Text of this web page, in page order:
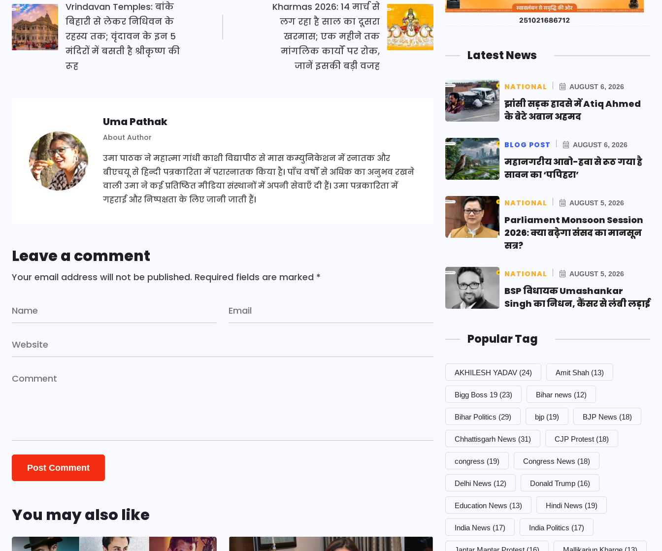
Vrindavan Temples: बांके
बिहारी से लेकर निधिवन के
रहस्य तक; वृंदावन के इन 5
मंदिरों में बसती है श्रीकृष्ण की
रूह
Kharmas 2026: 14 मार्च से
लग रहा है साल का दूसरा
खरमास; एक महीने तक
मांगलिक कार्यों पर रोक,
जानें इसकी बड़ी वजह
Uma Pathak
About Author
उमा पाठक ने महात्मा गांधी काशी विद्यापीठ से मास कम्युनिकेशन में स्नातक और
बीएचयू से हिन्दी पत्रकारिता में परास्नातक किया है। पाँच वर्षों से अधिक का अनुभव रखने
वाली उमा ने कई प्रतिष्ठित मीडिया संस्थानों में अपनी सेवाएँ दी हैं। उमा पत्रकारिता में
गहराई और निष्पक्षता के लिए जानी जाती हैं।
Leave a comment
Your email address will not be published. Required fields are marked *
You may also like
Latest News
NATIONAL AUGUST 6, 2026
झांसी सड़क हादसे में Atiq Ahmed
के बेटे अबान अहमद
BLOG POST AUGUST 6, 2026
महानगरीय आबो-हवा से रूठ गया है
सावन का ‘पपिहरा’
NATIONAL AUGUST 5, 2026
Parliament Monsoon Session
2026: क्या बढ़ेगा संसद का मानसून
सत्र?
NATIONAL AUGUST 5, 2026
BSP विधायक Umashankar
Singh का निधन, कैंसर से लंबी लड़ाई
Popular Tag
AKHILESH YADAV (24) Amit Shah (13)
Bigg Boss 19 (23) Bihar news (12)
Bihar Politics (29) bjp (19) BJP News (18)
Chhattisgarh News (31) CJP Protest (18)
congress (19) Congress News (18)
Delhi News (12) Donald Trump (16)
Education News (13) Hindi News (19)
India News (17) India Politics (17)